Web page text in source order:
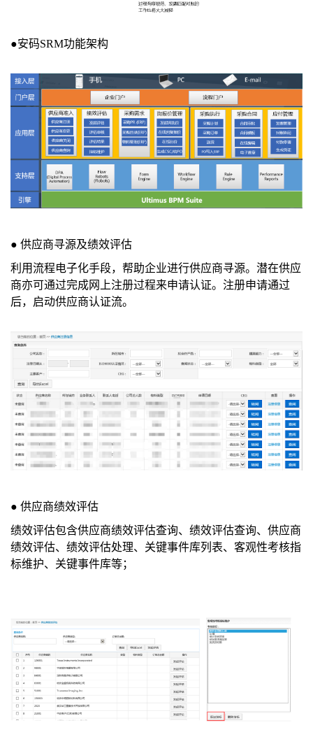
●安码SRM功能架构
● 供应商寻源及绩效评估
利用流程电子化手段，帮助企业进行供应商寻源。潜在供应
商亦可通过完成网上注册过程来申请认证。注册申请通过
后，启动供应商认证流。
● 供应商绩效评估
绩效评估包含供应商绩效评估查询、绩效评估查询、供应商
绩效评估、绩效评估处理、关键事件库列表、客观性考核指
标维护、关键事件库等；